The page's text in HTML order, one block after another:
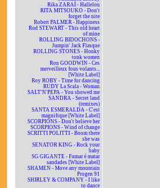
Rika ZARAÏ - Hallelou
RITA MITSOUKO - Don't
forget the nite
Robert PALMER - Happiness
Rod STEWART - This old heart
of mine
ROLLING BIDOCHONS -
Jumpin' Jack Flasque
ROLLING STONES - Honky
tonk women
Ron GOODWIN - Ces
merveilleux fous volants...
[White Label]
Roy ROBY - Time for dancing
RUDY La Scala - Woman
SALT'N'PEPA - You showed me
SANDRA - Secret land
(remixes)
SANTA ESMERALDA - C'est
magnifique [White Label]
SCORPIONS - Don't believe her
SCORPIONS - Wind of change
SCRITTI POLITTI - Boom there
she was
SENATOR KING - Rock your
baby
SG GIGANTE - Fumar é matar
saudades [White Label]
SHAMEN - Move any mountain
Progen 91
SHIRLEY & COMPANY - I like
to dance